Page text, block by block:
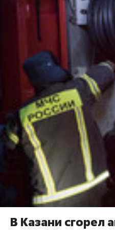
В Казани сгорел